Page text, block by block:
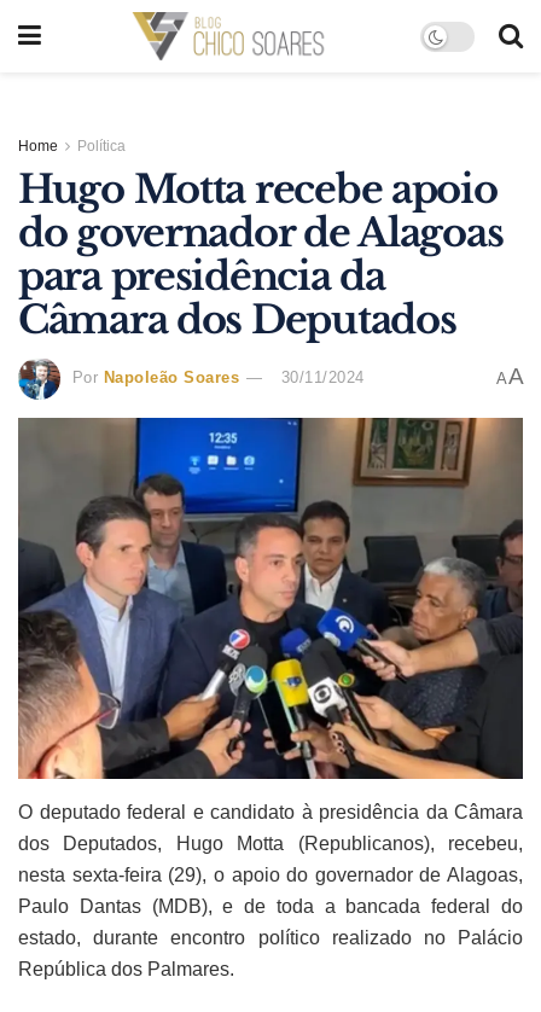
Home Política
Hugo Motta recebe apoio
do governador de Alagoas
para presidência da
Câmara dos Deputados
Por Napoleão Soares 30/11/2024 AA
O deputado federal e candidato à presidência da Câmara
dos Deputados, Hugo Motta (Republicanos), recebeu,
nesta sexta-feira (29), o apoio do governador de Alagoas,
Paulo Dantas (MDB), e de toda a bancada federal do
estado, durante encontro político realizado no Palácio
República dos Palmares.